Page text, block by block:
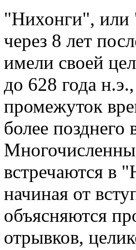
"Нихонги", или
через 8 лет
имели своей
до 628 года
промежуток
более
встречаются в
начиная от
объясняются
отрывков,